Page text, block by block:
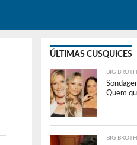
ÚLTIMAS CUSQUICES
BIG
Quem
BIG